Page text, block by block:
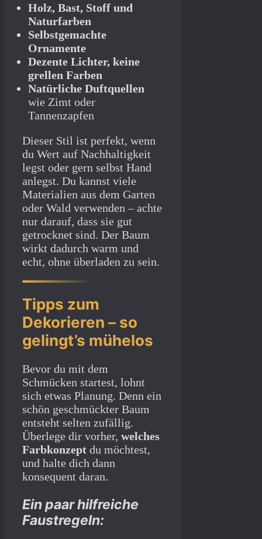
Holz, Bast, Stoff und
Naturfarben
Selbstgemachte
Ornamente
Dezente Lichter, keine
grellen Farben
Natürliche Duftquellen
wie Zimt oder
Tannenzapfen
Dieser Stil ist perfekt, wenn
du Wert auf Nachhaltigkeit
legst oder gern selbst Hand
anlegst. Du kannst viele
Materialien aus dem Garten
oder Wald verwenden – achte
nur darauf, dass sie gut
getrocknet sind. Der Baum
wirkt dadurch warm und
echt, ohne überladen zu sein.
Tipps zum
Dekorieren – so
gelingt’s mühelos
Bevor du mit dem
Schmücken startest, lohnt
sich etwas Planung. Denn ein
schön geschmückter Baum
entsteht selten zufällig.
Überlege dir vorher, welches
Farbkonzept du möchtest,
und halte dich dann
konsequent daran.
Ein paar hilfreiche
Faustregeln: